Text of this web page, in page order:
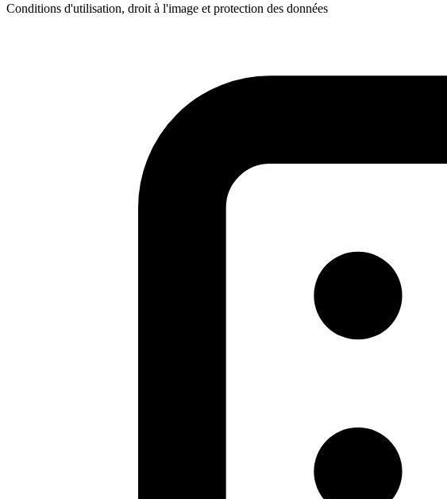
Conditions d'utilisation, droit à l'image et protection des données